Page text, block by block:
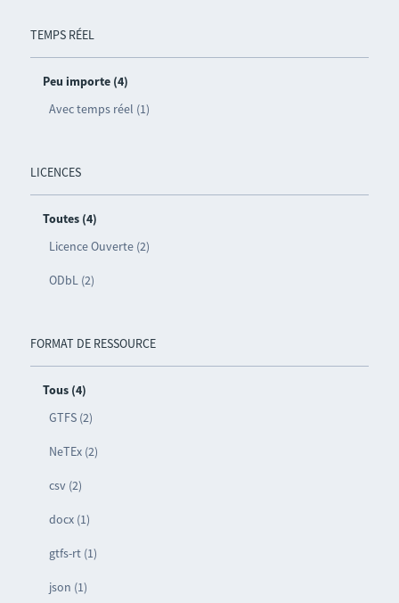
TEMPS RÉEL
Peu importe (4)
Avec temps réel (1)
LICENCES
Toutes (4)
Licence Ouverte (2)
ODbL (2)
FORMAT DE RESSOURCE
Tous (4)
GTFS (2)
NeTEx (2)
csv (2)
docx (1)
gtfs-rt (1)
json (1)